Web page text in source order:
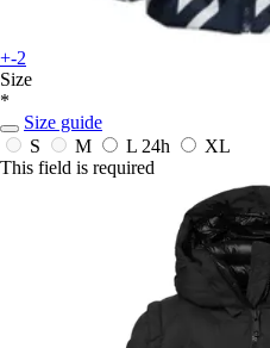
+-2
Size
*
Size guide
S
M L 24h
XL
This field is required